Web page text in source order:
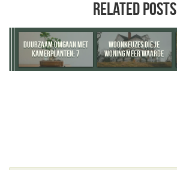
RELATED POSTS
DUURZAAM OMGAAN MET
KAMERPLANTEN: 7
PRAKTISCHE TIPS
WOONKEUZES DIE JE
WONING MEER WAARDE
GEVEN